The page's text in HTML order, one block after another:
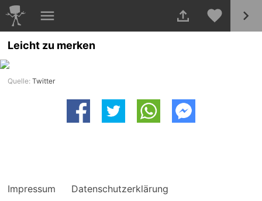
Leicht zu merken
Quelle:Twitter
Impressum Datenschutzerklärung